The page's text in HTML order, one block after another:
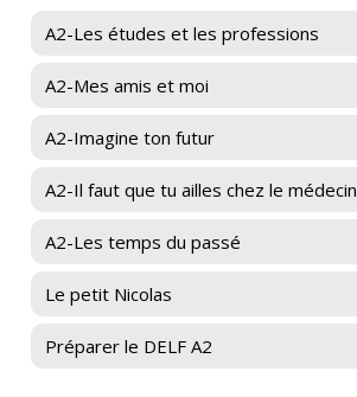
A2-Les études et les professions
A2-Mes amis et moi
A2-Imagine ton futur
A2-Il faut que tu ailles chez le médecin
A2-Les temps du passé
Le petit Nicolas
Préparer le DELF A2